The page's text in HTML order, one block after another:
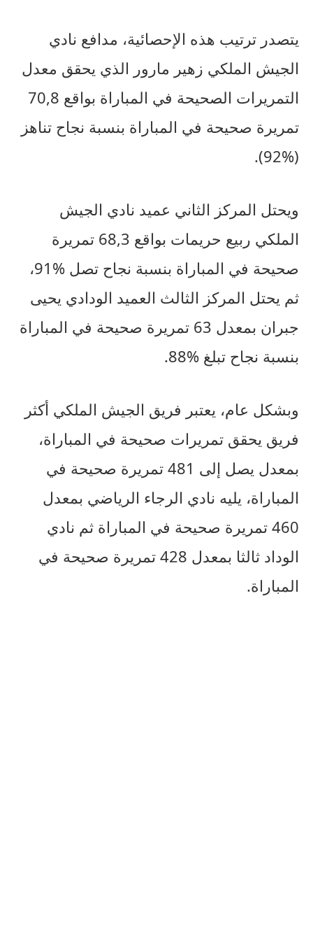
يتصدر ترتيب هذه الإحصائية، مدافع نادي
الجيش الملكي زهير مارور الذي يحقق معدل
التمريرات الصحيحة في المباراة بواقع 70,8
تمريرة صحيحة في المباراة بنسبة نجاح تناهز
(%92).
ويحتل المركز الثاني عميد نادي الجيش
الملكي ربيع حريمات بواقع 68,3 تمريرة
صحيحة في المباراة بنسبة نجاح تصل %91،
ثم يحتل المركز الثالث العميد الودادي يحيى
جبران بمعدل 63 تمريرة صحيحة في المباراة
بنسبة نجاح تبلغ %88.
وبشكل عام، يعتبر فريق الجيش الملكي أكثر
فريق يحقق تمريرات صحيحة في المباراة،
بمعدل يصل إلى 481 تمريرة صحيحة في
المباراة، يليه نادي الرجاء الرياضي بمعدل
460 تمريرة صحيحة في المباراة ثم نادي
الوداد ثالثا بمعدل 428 تمريرة صحيحة في
المباراة.